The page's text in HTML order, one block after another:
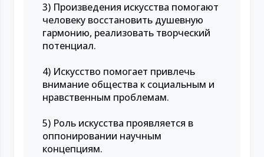
3) Произведения искусства помогают
человеку восстановить душевную
гармонию, реализовать творческий
потенциал.
4) Искусство помогает привлечь
внимание общества к социальным и
нравственным проблемам.
5) Роль искусства проявляется в
оппонировании научным
концепциям.